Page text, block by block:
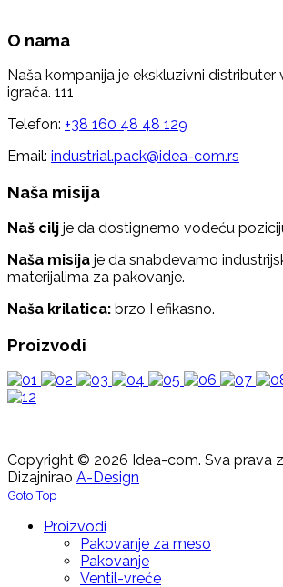
O nama
Naša kompanija je ekskluzivni distributer
igrača. 111
Telefon: +38 160 48 48 129
Email: industrial.pack@idea-com.rs
Naša misija
Naš cilj je da dostignemo vodeću
Naša misija je da snabdevamo
materijalima za pakovanje.
Naša krilatica: brzo I efikasno.
Proizvodi
Copyright © 2026 Idea-com. Sva prava
Dizajnirao A-Design
Goto Top
Proizvodi
Pakovanje za meso
Pakovanje
Ventil-vreće